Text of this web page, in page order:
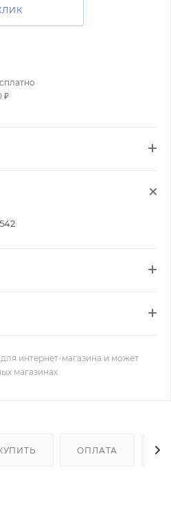
₽
интернет-магазина и может
магазинах
ОПЛАТА